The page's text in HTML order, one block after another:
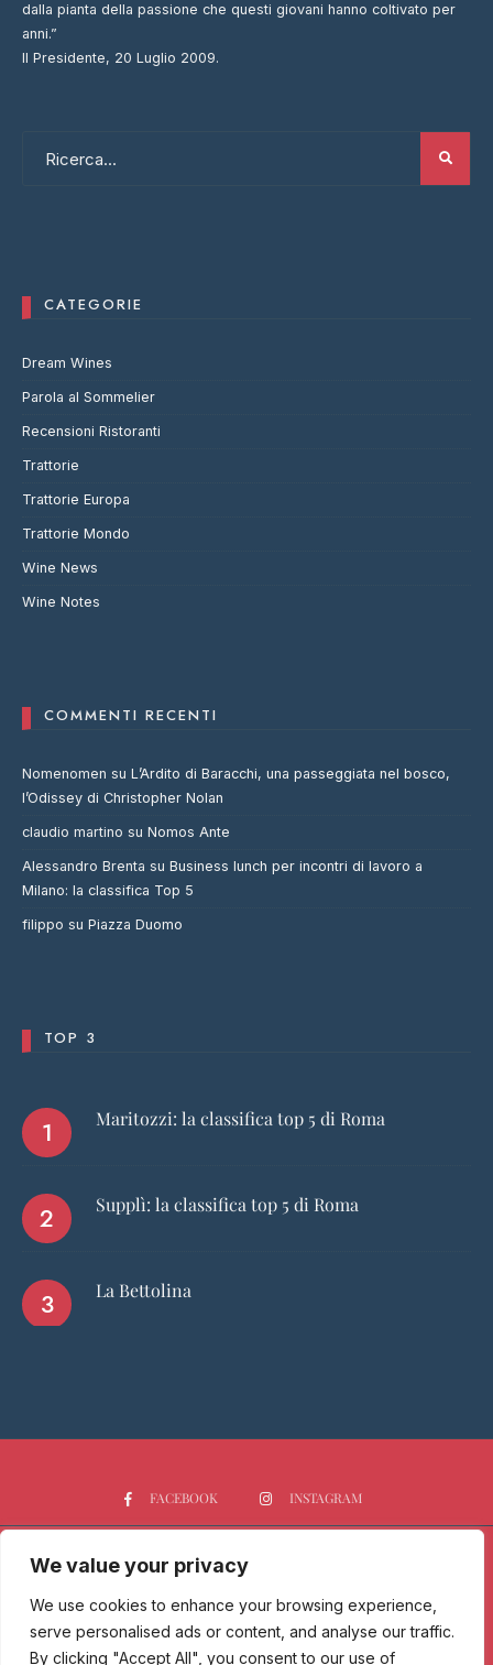
We value your privacy
We use cookies to enhance your browsing experience,
serve personalised ads or content, and analyse our traffic.
By clicking "Accept All", you consent to our use of
dalla pianta della passione che questi giovani hanno coltivato per
anni.”
Il Presidente, 20 Luglio 2009.
CATEGORIE
Dream Wines
Parola al Sommelier
Recensioni Ristoranti
Trattorie
Trattorie Europa
Trattorie Mondo
Wine News
Wine Notes
COMMENTI RECENTI
Nomenomen su L’Ardito di Baracchi, una passeggiata nel bosco,
l’Odissey di Christopher Nolan
claudio martino su Nomos Ante
Alessandro Brenta su Business lunch per incontri di lavoro a
Milano: la classifica Top 5
filippo su Piazza Duomo
TOP 3
Maritozzi: la classifica top 5 di Roma
Supplì: la classifica top 5 di Roma
La Bettolina
FACEBOOK INSTAGRAM
HOME CHI SIAMO
NEWS
Passione Gourmet è una testata giornalistica registrata presso il